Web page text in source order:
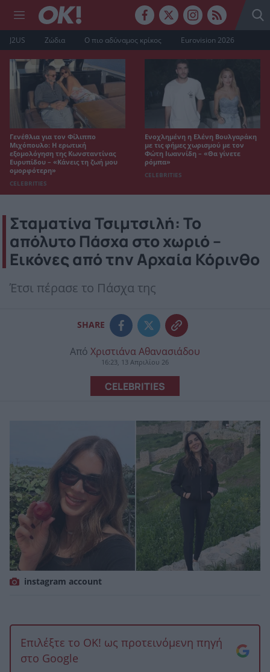
J2US Ζώδια Ο πιο αδύναμος κρίκος Eurovision 2026
Γενέθλια για τον Φίλιππο
Μιχόπουλο: Η ερωτική
εξομολόγηση της Κωνσταντίνας
Ευρυπίδου – «Κάνεις τη ζωή μου
ομορφότερη»
CELEBRITIES
Ενοχλημένη η Ελένη Βουλγαράκη
με τις φήμες χωρισμού με τον
Φώτη Ιωαννίδη – «Θα γίνετε
ρόμπα»
CELEBRITIES
Σταματίνα Τσιμτσιλή: Το
απόλυτο Πάσχα στο χωριό –
Εικόνες από την Αρχαία Κόρινθο
Έτσι πέρασε το Πάσχα της
SHARE
Από Χριστιάνα Αθανασιάδου
16:23, 13 Απριλίου 26
CELEBRITIES
instagram account
Επιλέξτε το OK! ως προτεινόμενη πηγή
στο Google